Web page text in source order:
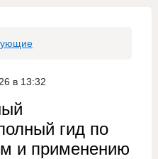
в 13:32
гид по
и применению